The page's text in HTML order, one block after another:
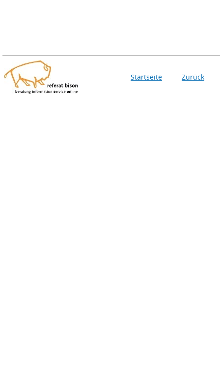
Startseite Zurück